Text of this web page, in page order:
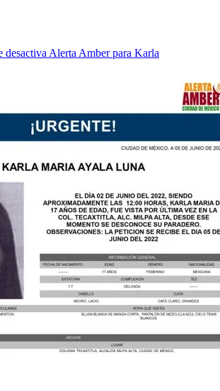
desactiva Alerta Amber para Karla